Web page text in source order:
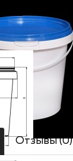
Отзывы (0)